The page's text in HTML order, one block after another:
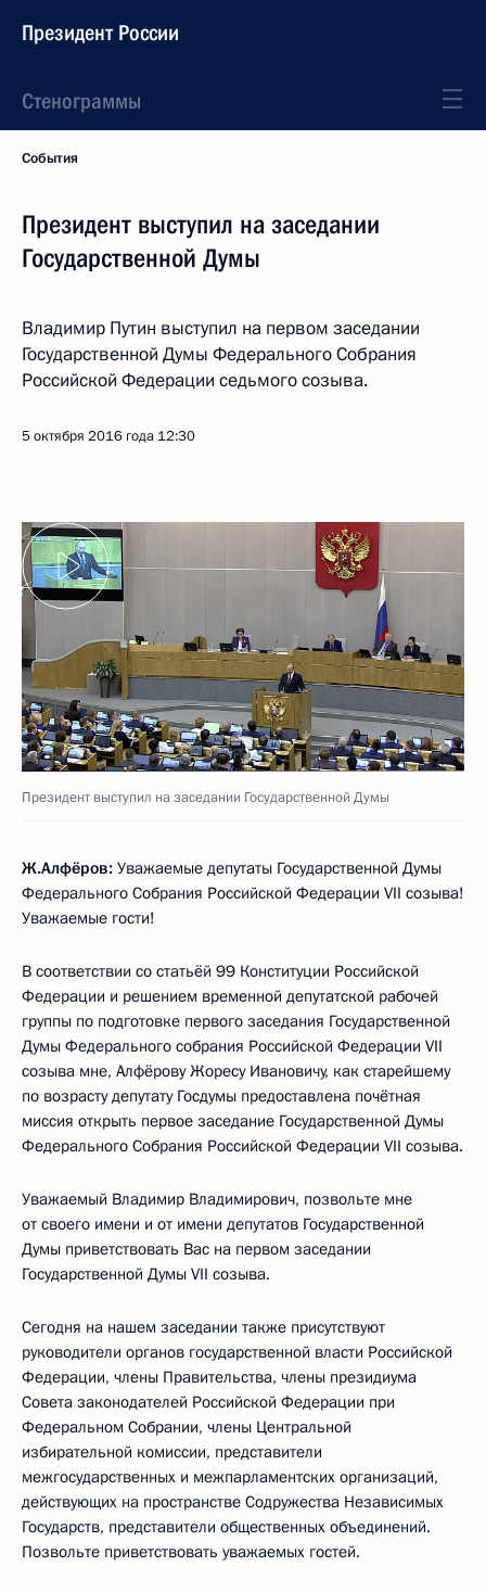
Президент России
Стенограммы
События
Президент выступил на заседании
Государственной Думы
Владимир Путин выступил на первом заседании
Государственной Думы Федерального Собрания
Российской Федерации седьмого созыва.
5 октября 2016 года 12:30
Президент выступил на заседании Государственной Думы
Ж.Алфёров: Уважаемые депутаты Государственной Думы
Федерального Собрания Российской Федерации VII созыва!
Уважаемые гости!
В соответствии со статьёй 99 Конституции Российской
Федерации и решением временной депутатской рабочей
группы по подготовке первого заседания Государственной
Думы Федерального собрания Российской Федерации VII
созыва мне, Алфёрову Жоресу Ивановичу, как старейшему
по возрасту депутату Госдумы предоставлена почётная
миссия открыть первое заседание Государственной Думы
Федерального Собрания Российской Федерации VII созыва.
Уважаемый Владимир Владимирович, позвольте мне
от своего имени и от имени депутатов Государственной
Думы приветствовать Вас на первом заседании
Государственной Думы VII созыва.
Сегодня на нашем заседании также присутствуют
руководители органов государственной власти Российской
Федерации, члены Правительства, члены президиума
Совета законодателей Российской Федерации при
Федеральном Собрании, члены Центральной
избирательной комиссии, представители
межгосударственных и межпарламентских организаций,
действующих на пространстве Содружества Независимых
Государств, представители общественных объединений.
Позвольте приветствовать уважаемых гостей.